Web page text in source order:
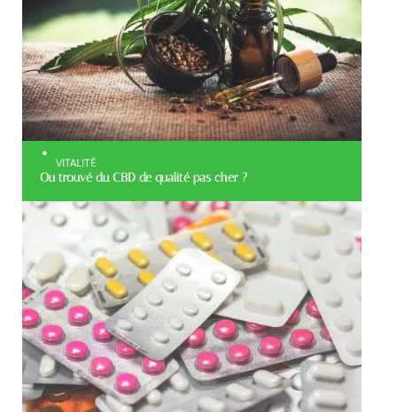
VITALITÉ
Ou trouvé du CBD de qualité pas cher ?